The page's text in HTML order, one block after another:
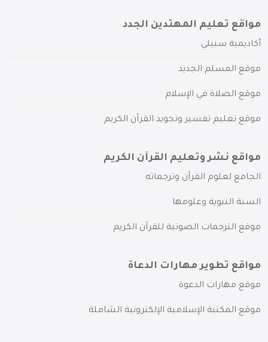
مواقع تعليم المهتدين الجدد
أكاديمية سبيلي
موقع المسلم الجديد
موقع الصلاة في الإسلام
موقع تعليم تفسير وتجويد القرآن الكريم
مواقع نشر وتعليم القرآن الكريم
الجامع لعلوم القرآن وترجماته
السنة النبوية وعلومها
موقع الترجمات الصوتية للقرآن الكريم
مواقع تطوير مهارات الدعاة
موقع مهارات الدعوة
موقع المكتبة الإسلامية الإلكترونية الشاملة